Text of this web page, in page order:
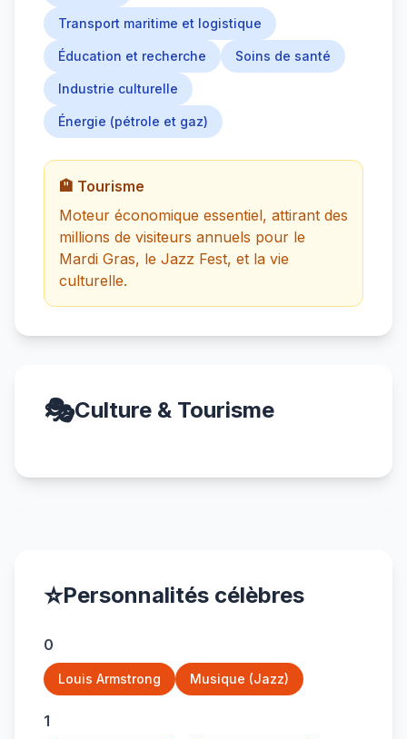
Transport maritime et logistique
Éducation et recherche Soins de santé
Industrie culturelle
Énergie (pétrole et gaz)
🏨 Tourisme
Moteur économique essentiel, attirant des
millions de visiteurs annuels pour le
Mardi Gras, le Jazz Fest, et la vie
culturelle.
🎭Culture & Tourisme
⭐Personnalités célèbres
0
Louis Armstrong Musique (Jazz)
1